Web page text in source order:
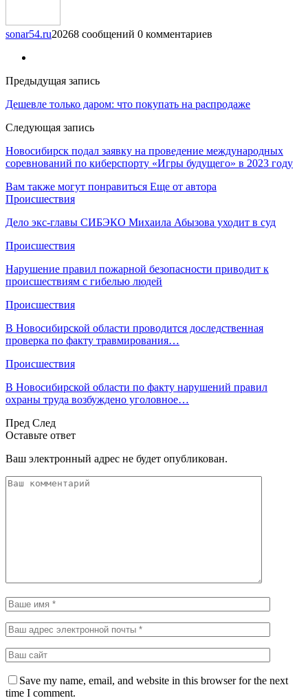
sonar54.ru20268 сообщений 0 комментариев
Предыдущая запись
Дешевле только даром: что покупать на распродаже
Следующая запись
Новосибирск подал заявку на проведение международных
соревнований по киберспорту «Игры будущего» в 2023 году
Вам также могут понравиться Еще от автора
Происшествия
Дело экс-главы СИБЭКО Михаила Абызова уходит в суд
Происшествия
Нарушение правил пожарной безопасности приводит к
происшествиям с гибелью людей
Происшествия
В Новосибирской области проводится доследственная
проверка по факту травмирования…
Происшествия
В Новосибирской области по факту нарушений правил
охраны труда возбуждено уголовное…
Пред След
Оставьте ответ
Ваш электронный адрес не будет опубликован.
Save my name, email, and website in this browser for the next
time I comment.